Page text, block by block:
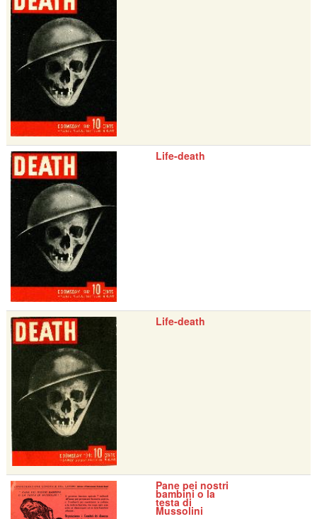
Life-death
Life-death
Pane pei nostri
bambini o la
testa di
Mussolini